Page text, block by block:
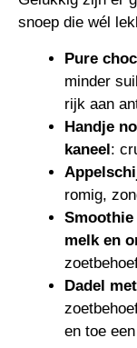
snoep die wél
Pure
minder
rijk aan
Handje
kaneel:
romig,
melk en
Dadel
en toe